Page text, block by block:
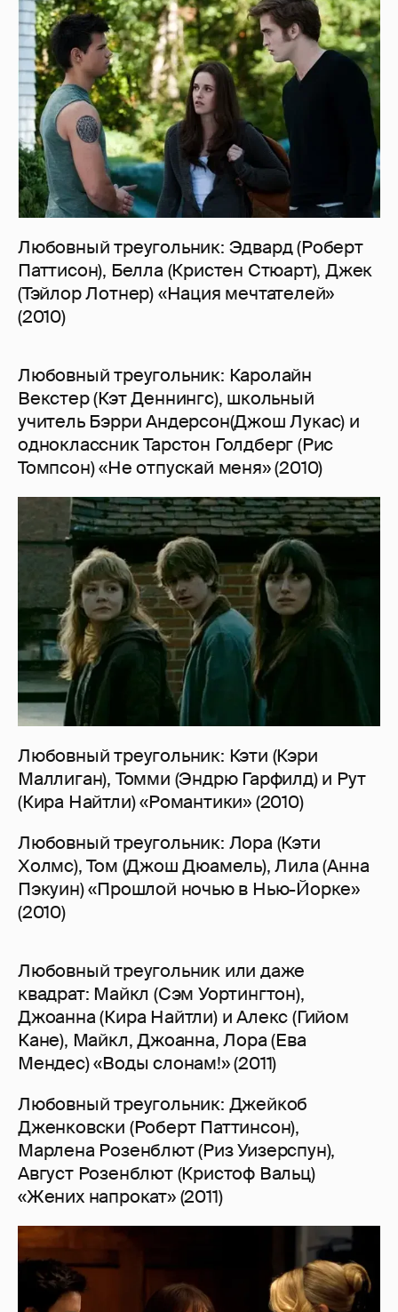
Любовный треугольник: Эдвард (Роберт
Паттисон), Белла (Кристен Стюарт), Джек
(Тэйлор Лотнер) «Нация мечтателей»
(2010)
Любовный треугольник: Каролайн
Векстер (Кэт Деннингс), школьный
учитель Бэрри Андерсон(Джош Лукас) и
одноклассник Тарстон Голдберг (Рис
Томпсон) «Не отпускай меня» (2010)
Любовный треугольник: Кэти (Кэри
Маллиган), Томми (Эндрю Гарфилд) и Рут
(Кира Найтли) «Романтики» (2010)
Любовный треугольник: Лора (Кэти
Холмс), Том (Джош Дюамель), Лила (Анна
Пэкуин) «Прошлой ночью в Нью-Йорке»
(2010)
Любовный треугольник или даже
квадрат: Майкл (Сэм Уортингтон),
Джоанна (Кира Найтли) и Алекс (Гийом
Кане), Майкл, Джоанна, Лора (Ева
Мендес) «Воды слонам!» (2011)
Любовный треугольник: Джейкоб
Дженковски (Роберт Паттинсон),
Марлена Розенблют (Риз Уизерспун),
Август Розенблют (Кристоф Вальц)
«Жених напрокат» (2011)